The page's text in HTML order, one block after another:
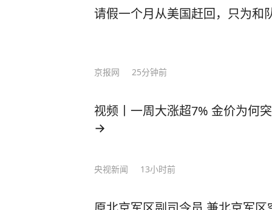
请假一个月从美国赶回，只为和
京报网 25分钟前
视频丨一周大涨超7% 金价为何
→
央视新闻 13小时前